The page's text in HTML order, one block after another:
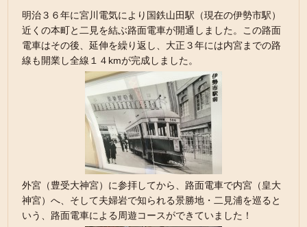
明治３６年に宮川電気により国鉄山田駅（現在の伊勢市駅）
近くの本町と二見を結ぶ路面電車が開通しました。この路面
電車はその後、延伸を繰り返し、大正３年には内宮までの路
線も開業し全線１４kmが完成しました。
外宮（豊受大神宮）に参拝してから、路面電車で内宮（皇大
神宮）へ、そして夫婦岩で知られる景勝地・二見浦を巡ると
いう、路面電車による周遊コースができていました！